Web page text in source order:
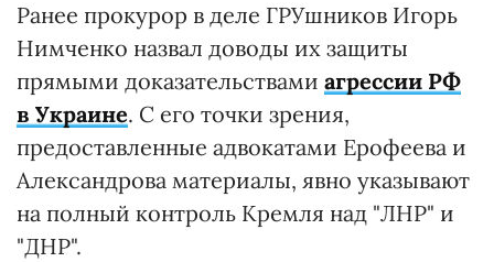
Ранее прокурор в деле ГРУшников Игорь
Нимченко назвал доводы их защиты
прямыми доказательствами агрессии РФ
в Украине. С его точки зрения,
предоставленные адвокатами Ерофеева и
Александрова материалы, явно указывают
на полный контроль Кремля над "ЛНР" и
"ДНР".